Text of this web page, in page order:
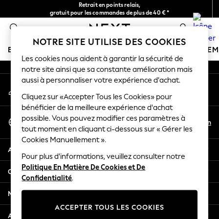
Retrait en points relais,
gratuit pour les commandes de plus de 40 € *
Livraison en 2-3 jours ouvrés*
BOUTIQUE VACANCES
HOLIDAY SHOP
Women's Holiday Shop
All Swimwear
All Beachwear
Bags & Accessories
Beach Dresses & Kaftans
Dresses
Flip Flops
Sliders
Jumpsuits & Playsuits
Linen Collection
Sandals
An error occurred on client
Nos réseaux sociaux
Mon compte
Connexion à votre compte
Sélectionnez Votre Langue
Français
En
Aide
Confidentialité et mentions légales
Ministères
Autres services
NOTRE SITE UTILISE DES COOKIES
Les cookies nous aident à garantir la sécurité de
notre site ainsi que sa constante amélioration mais
aussi à personnaliser votre expérience d'achat.
Cliquez sur «Accepter Tous les Cookies» pour
bénéficier de la meilleure expérience d'achat
possible. Vous pouvez modifier ces paramètres à
tout moment en cliquant ci-dessous sur « Gérer les
Cookies Manuellement ».
Pour plus d'informations, veuillez consulter notre
Politique En Matière De Cookies et De
Confidentialité.
ACCEPTER TOUS LES COOKIES